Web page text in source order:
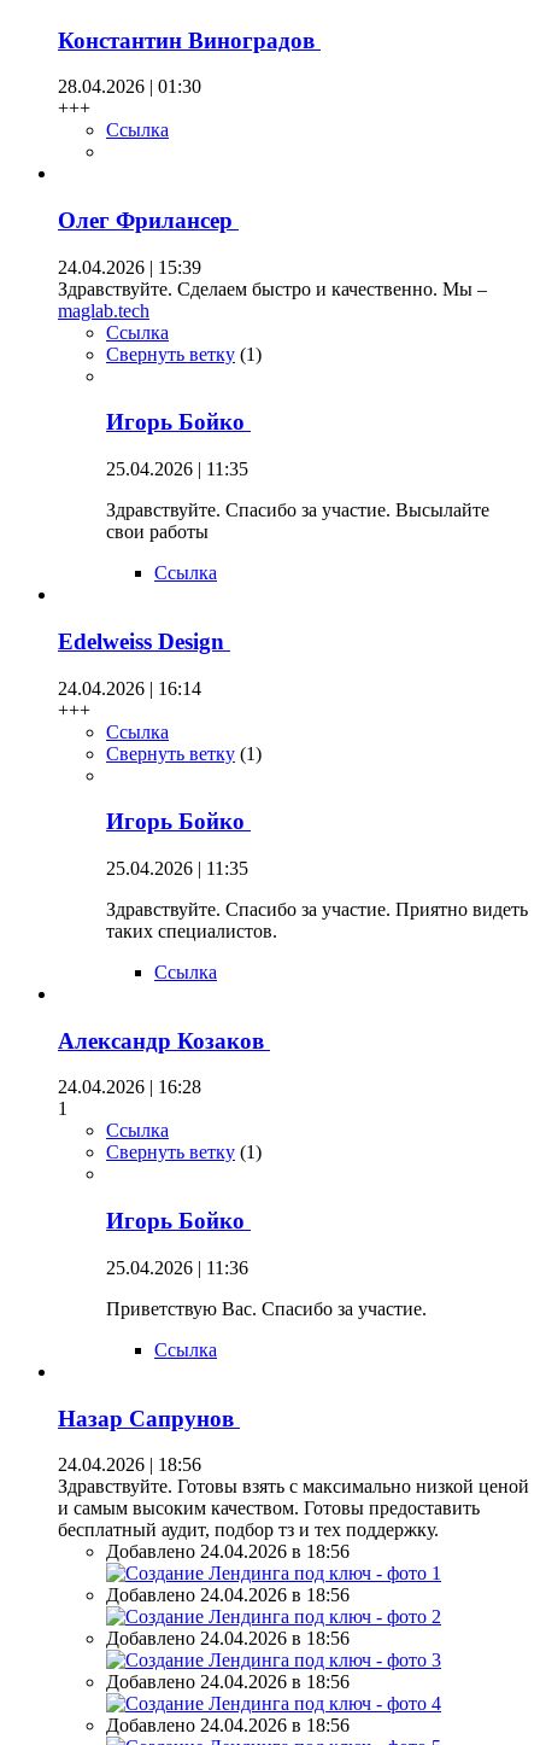
Константин Виноградов
28.04.2026 | 01:30
+++
Ссылка
Олег Фрилансер
24.04.2026 | 15:39
Здравствуйте. Сделаем быстро и качественно. Мы –
maglab.tech
Ссылка
Свернуть ветку (1)
Игорь Бойко
25.04.2026 | 11:35
Здравствуйте. Спасибо за участие. Высылайте
свои работы
Ссылка
Edelweiss Design
24.04.2026 | 16:14
+++
Ссылка
Свернуть ветку (1)
Игорь Бойко
25.04.2026 | 11:35
Здравствуйте. Спасибо за участие. Приятно видеть
таких специалистов.
Ссылка
Александр Козаков
24.04.2026 | 16:28
1
Ссылка
Свернуть ветку (1)
Игорь Бойко
25.04.2026 | 11:36
Приветствую Вас. Спасибо за участие.
Ссылка
Назар Сапрунов
24.04.2026 | 18:56
Здравствуйте. Готовы взять с максимально низкой ценой
и самым высоким качеством. Готовы предоставить
бесплатный аудит, подбор тз и тех поддержку.
Добавлено 24.04.2026 в 18:56
Добавлено 24.04.2026 в 18:56
Добавлено 24.04.2026 в 18:56
Добавлено 24.04.2026 в 18:56
Добавлено 24.04.2026 в 18:56